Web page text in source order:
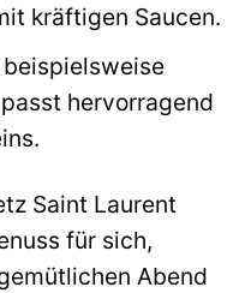
kräftigen Saucen.
hervorragend
Saint Laurent
für sich,
Abend